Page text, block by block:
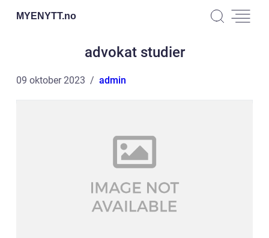
MYENYTT.no
advokat studier
09 oktober 2023 admin